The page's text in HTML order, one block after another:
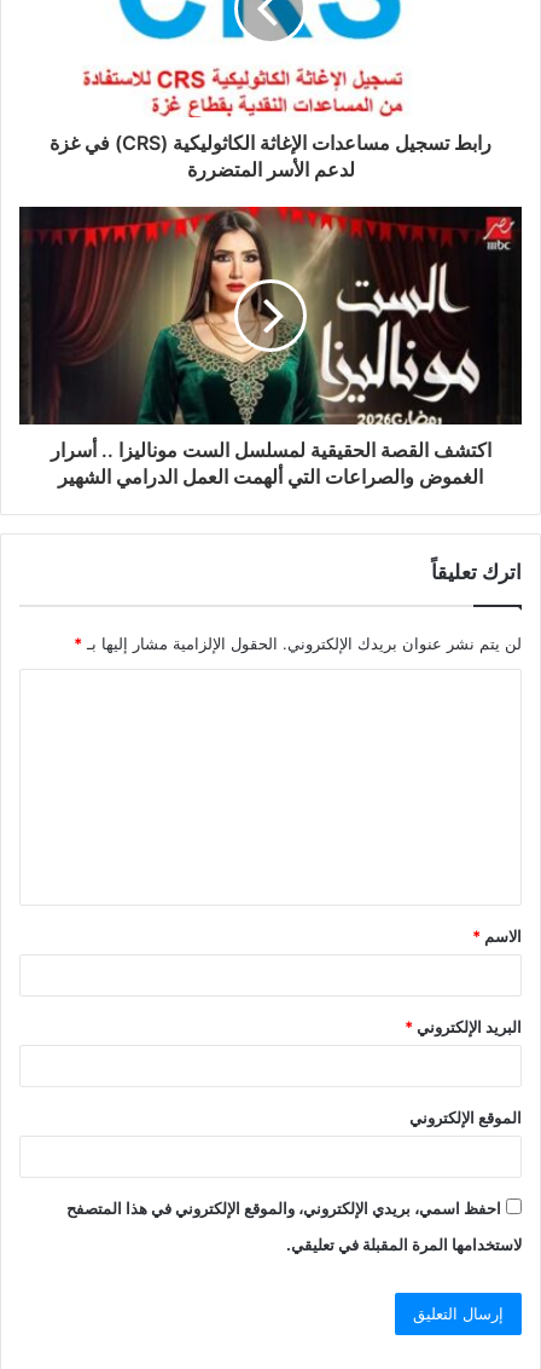
رابط تسجيل مساعدات الإغاثة الكاثوليكية (CRS) في غزة
لدعم الأسر المتضررة
اكتشف القصة الحقيقية لمسلسل الست موناليزا .. أسرار
الغموض والصراعات التي ألهمت العمل الدرامي الشهير
اترك تعليقاً
لن يتم نشر عنوان بريدك الإلكتروني. الحقول الإلزامية مشار إليها بـ *
الاسم *
البريد الإلكتروني*
الموقع الإلكتروني
احفظ اسمي، بريدي الإلكتروني، والموقع الإلكتروني في هذا المتصفح
لاستخدامها المرة المقبلة في تعليقي.